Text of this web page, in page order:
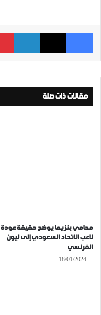
فيسبوك ‫X لينكدإن
مقالات ذات صلة
محامي بنزيما يوضح حقيقة عودة
لاعب الاتحاد السعودي إلى ليون
الفرنسي
18/01/2024